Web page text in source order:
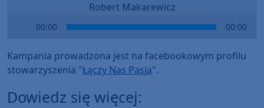
Robert Makarewicz
00:00 00:00
Kampania prowadzona jest na facebookowym profilu
stowarzyszenia "Łączy Nas Pasja".
Dowiedz się więcej: